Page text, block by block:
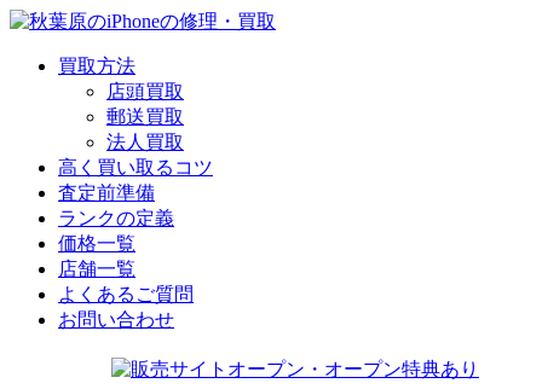
買取方法
店頭買取
郵送買取
法人買取
高く買い取るコツ
査定前準備
ランクの定義
価格一覧
店舗一覧
よくあるご質問
お問い合わせ